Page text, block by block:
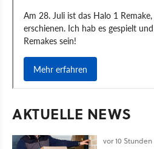
AKTUELLE NEWS
vor 10 Stunden